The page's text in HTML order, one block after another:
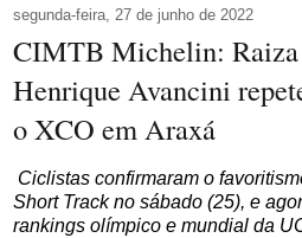
segunda-feira, 27 de junho de 2022
CIMTB Michelin: Raiza
Henrique Avancini
o XCO em Araxá
Ciclistas confirmaram o
Short Track no sábado (25), e
rankings olímpico e mundial da